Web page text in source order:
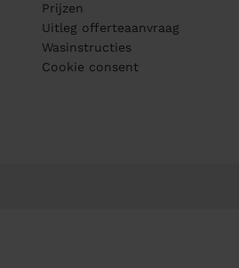
Prijzen
Uitleg offerteaanvraag
Wasinstructies
Cookie consent